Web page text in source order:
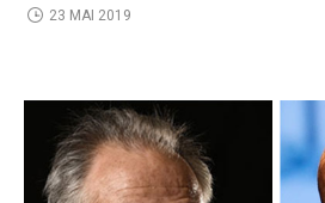
23 MAI 2019